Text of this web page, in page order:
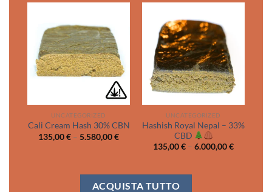
5.800,00 €
5.900,00 €
UNCATEGORIZED
Cali Cream Hash 30% CBN
135,00€ – 5.580,00€Price
UNCATEGORIZED
Hashish Royal Nepal – 33%
CBD
135,00€ – 6.000,00€Price
ACQUISTA TUTTO